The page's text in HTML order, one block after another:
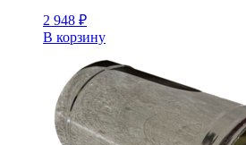
2 948 ₽
В корзину